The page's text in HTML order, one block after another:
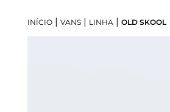
INÍCIO | VANS | LINHA | OLD SKOOL